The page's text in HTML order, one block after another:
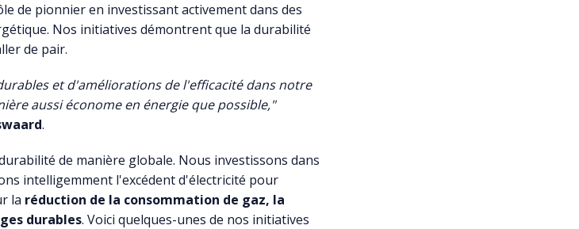
de pionnier en investissant activement dans des
Nos initiatives démontrent que la durabilité
de pair.
et d'améliorations de l'efficacité dans notre
aussi économe en énergie que possible,"
.
de manière globale. Nous investissons dans
intelligemment l'excédent d'électricité pour
la réduction de la consommation de gaz, la
durables. Voici quelques-unes de nos initiatives